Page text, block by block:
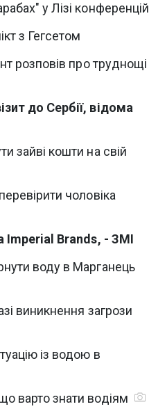
у Лізі конференцій
з Гегсетом
розповів про труднощі
до Сербії, відома
зайві кошти на свій
чоловіка
Imperial Brands, - ЗМІ
воду в Марганець
виникнення загрози
із водою в
варто знати водіям